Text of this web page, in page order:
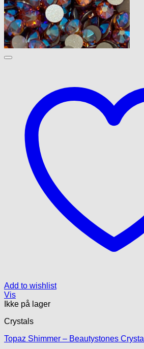
Add to wishlist
Vis
Ikke på lager
Crystals
Topaz Shimmer – Beautystones